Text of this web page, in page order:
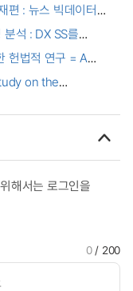
Using Big
Welfare
편 : 뉴스 빅데이터
Transitions: A
News Big Data
석 : DX SS를
SS -
헌법적 연구 = A
on the
해서는 로그인을
0/ 200